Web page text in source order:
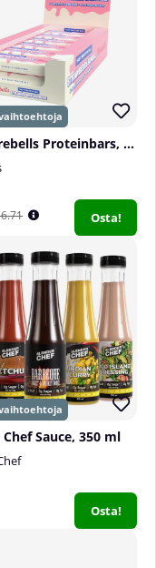
hyvin
12 x Barebells Proteinbars, 55 g
Osta!
Sauce, 350 ml
Osta!